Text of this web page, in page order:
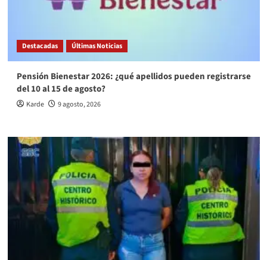
Destacadas Últimas Noticias
Pensión Bienestar 2026: ¿qué apellidos pueden registrarse
del 10 al 15 de agosto?
Karde 9 agosto, 2026